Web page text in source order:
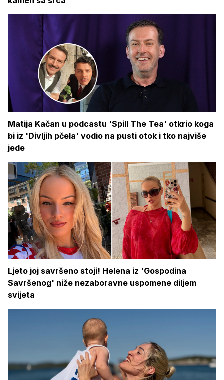
Matija Kačan u podcastu 'Spill The Tea' otkrio koga
bi iz 'Divljih pčela' vodio na pusti otok i tko najviše
jede
Ljeto joj savršeno stoji! Helena iz 'Gospodina
Savršenog' niže nezaboravne uspomene diljem
svijeta